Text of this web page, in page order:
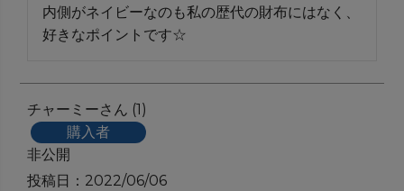
内側がネイビーなのも私の歴代の財布にはなく、
好きなポイントです☆
チャーミー
1
購入者
非公開
投稿日
2022/06/06